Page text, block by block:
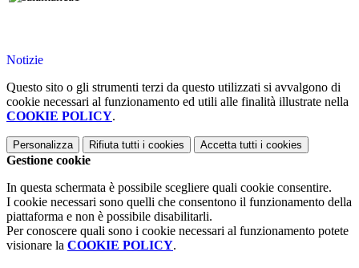
Notizie
Questo sito o gli strumenti terzi da questo utilizzati si avvalgono di
cookie necessari al funzionamento ed utili alle finalità illustrate nella
COOKIE POLICY.
Personalizza Rifiuta tutti i cookies Accetta tutti i cookies
Gestione cookie
In questa schermata è possibile scegliere quali cookie consentire.
I cookie necessari sono quelli che consentono il funzionamento della
piattaforma e non è possibile disabilitarli.
Per conoscere quali sono i cookie necessari al funzionamento potete
visionare la COOKIE POLICY.